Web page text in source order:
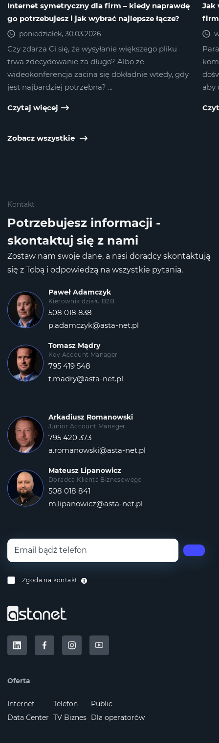
Internet symetryczny dla firm – kiedy naprawdę
go potrzebujesz i jak wybrać najlepsze łącze?
poniedziałek, 30.03.2026
Czy zdarza Ci się, że wysyłanie większego pliku
trwa zdecydowanie za długo? Albo że
wideokonferencja zacina się dokładnie wtedy, gdy
jest najbardziej potrzebna? ...
Czytaj więcej
Jak
aby
Zobacz wszystkie
Kontakt
Potrzebujesz informacji -
skontaktuj się z nami
Zostaw nam swoje dane, a nasi doradcy skontaktują
się z Tobą i odpowiedzą na wszystkie pytania.
Paweł Adamczyk
Kierownik działu B2B
508 018 838
p.adamczyk@asta-net.pl
Tomasz Mądry
Key Account Manager
795 419 548
t.madry@asta-net.pl
Arkadiusz Romanowski
Junior Account Manager
795 420 373
a.romanowski@asta-net.pl
Mateusz Lipanowicz
Doradca Klienta Biznesowego
508 018 841
m.lipanowicz@asta-net.pl
Zgoda na kontakt
Oferta
Internet
Data Center
Telefon
TV Biznes
Public
Dla operatorów